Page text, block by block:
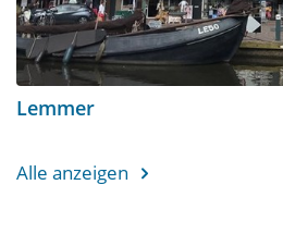
Lemmer
Alle anzeigen